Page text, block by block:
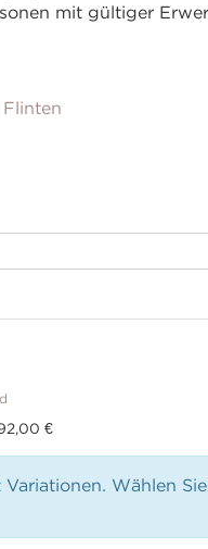
mit gültiger
€
Variationen. Wählen